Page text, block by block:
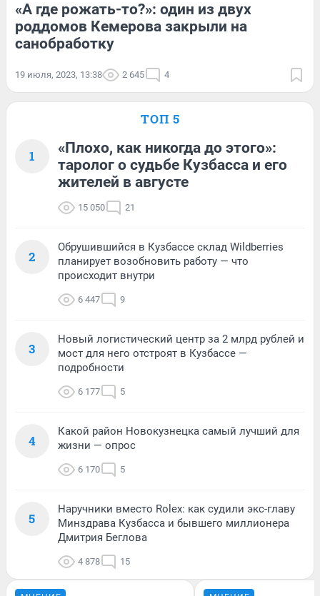
«А где рожать-то?»: один из двух
роддомов Кемерова закрыли на
санобработку
19 июля, 2023, 13:38 2 645 4
ТОП 5
1
«Плохо, как никогда до этого»:
таролог о судьбе Кузбасса и его
жителей в августе
15 050 21
2
Обрушившийся в Кузбассе склад Wildberries
планирует возобновить работу — что
происходит внутри
6 447 9
3
Новый логистический центр за 2 млрд рублей и
мост для него отстроят в Кузбассе —
подробности
6 177 5
4
Какой район Новокузнецка самый лучший для
жизни — опрос
6 170 5
5
Наручники вместо Rolex: как судили экс-главу
Минздрава Кузбасса и бывшего миллионера
Дмитрия Беглова
4 878 15